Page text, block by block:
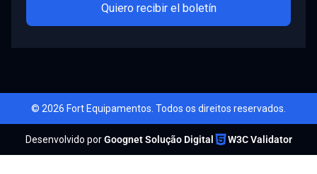
Quiero recibir el boletín
© 2026 Fort Equipamentos. Todos os direitos reservados.
Desenvolvido porGoognet Solução Digital W3C Validator